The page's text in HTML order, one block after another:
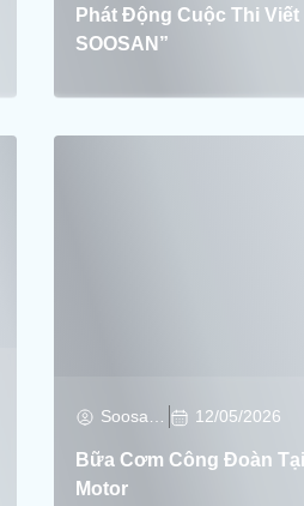
Phát Động Cuộc Thi Viết
SOOSAN”
12/05/2026
Bữa Cơm Công Đoàn
Motor